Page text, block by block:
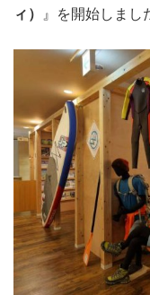
ィ）
』を開始しまし